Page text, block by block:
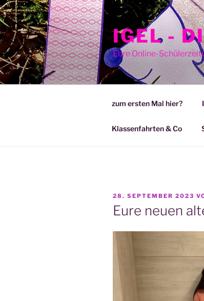
Zum
Inhalt
springen
IGEL -
Eure Online-
zum ersten Mal hier?
Klassenfahrten & Co
VERÖFFENTLICHT
AM
28. SEPTEMBER 2023
Eure neuen